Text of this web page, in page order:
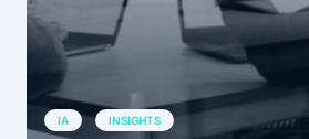
IA INSIGHTS